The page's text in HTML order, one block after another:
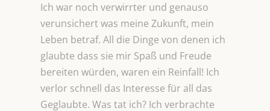
Ich war noch verwirrter und genauso
verunsichert was meine Zukunft, mein
Leben betraf. All die Dinge von denen ich
glaubte dass sie mir Spaß und Freude
bereiten würden, waren ein Reinfall! Ich
verlor schnell das Interesse für all das
Geglaubte. Was tat ich? Ich verbrachte